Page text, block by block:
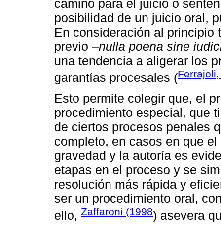
camino para el juicio o
posibilidad de un juicio oral,
En consideración al principio
previo ‒nulla poena sine
una tendencia a aligerar los
garantías procesales (
Esto permite colegir que, el
procedimiento especial, que
de ciertos procesos penales
completo, en casos en que
gravedad y la autoría es
etapas en el proceso y se
resolución más rápida y
ser un procedimiento oral,
ello, Zaffaroni (1998) asevera